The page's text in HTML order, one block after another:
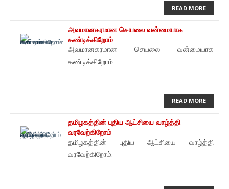
READ MORE
அவமானகரமான செயலை வன்மையாக
கண்டிக்கிறோம்
அவமானகரமான செயலை வன்மையாக
கண்டிக்கிறோம்
READ MORE
தமிழகத்தின் புதிய ஆட்சியை வாழ்த்தி
வரவேற்கிறோம்
தமிழகத்தின் புதிய ஆட்சியை வாழ்த்தி
வரவேற்கிறோம்.